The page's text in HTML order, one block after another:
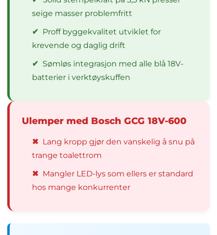
seige masser problemfritt
✔ Proff byggekvalitet utviklet for
krevende og daglig drift
✔ Sømløs integrasjon med alle blå 18V-
batterier i verktøyskuffen
Ulemper med Bosch GCG 18V-600
✖ Lang kropp gjør den vanskelig å snu på
trange toalettrom
✖ Mangler LED-lys som ellers er standard
hos mange konkurrenter